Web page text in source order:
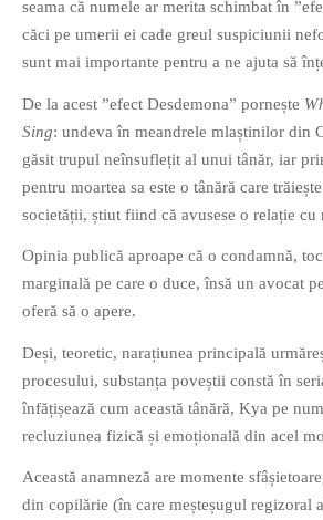
seama că numele ar merita schimbat în
căci pe umerii ei cade greul suspiciunii
sunt mai importante pentru a ne ajuta să
De la acest ”efect Desdemona” pornește
Sing: undeva în meandrele mlaștinilor din
găsit trupul neînsuflețit al unui tânăr, iar
pentru moartea sa este o tânără care
societății, știut fiind că avusese o relație cu
Opinia publică aproape că o condamnă,
marginală pe care o duce, însă un avocat
oferă să o apere.
Deși, teoretic, narațiunea principală
procesului, substanța poveștii constă în
înfățișează cum această tânără, Kya pe
recluziunea fizică și emoțională din acel
Această anamneză are momente
din copilărie (în care meșteșugul regizoral